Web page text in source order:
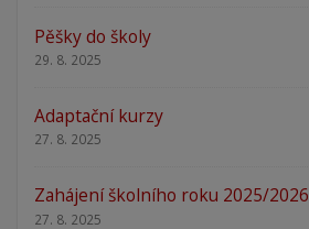
Pěšky do školy
29. 8. 2025
Adaptační kurzy
27. 8. 2025
Zahájení školního roku 2025/2026
27. 8. 2025